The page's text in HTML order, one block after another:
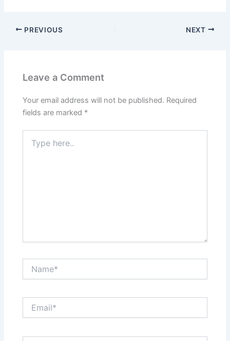
PREVIOUS NEXT
Leave a Comment
Your email address will not be published. Required
fields are marked *
here..